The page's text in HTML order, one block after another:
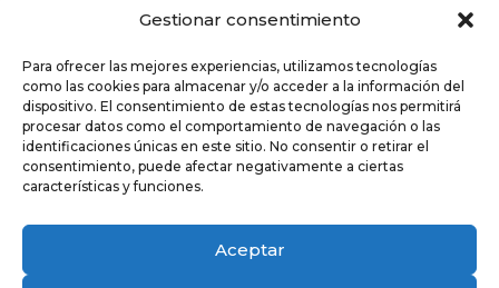
Gestionar consentimiento
Para ofrecer las mejores experiencias, utilizamos tecnologías
como las cookies para almacenar y/o acceder a la información del
dispositivo. El consentimiento de estas tecnologías nos permitirá
procesar datos como el comportamiento de navegación o las
identificaciones únicas en este sitio. No consentir o retirar el
consentimiento, puede afectar negativamente a ciertas
características y funciones.
Aceptar
Espejos
Grifería
Cerramientos
Promociones